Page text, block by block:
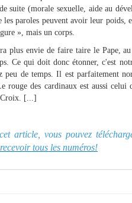
suite (morale sexuelle, aide au
les paroles peuvent avoir leur
», mais un corps.
plus envie de faire taire le Pape,
Ce qui doit donc étonner, c'est
peu de temps. Il est parfaitement
rouge des cardinaux est aussi
[...]
article, vous pouvez
tous les numéros!